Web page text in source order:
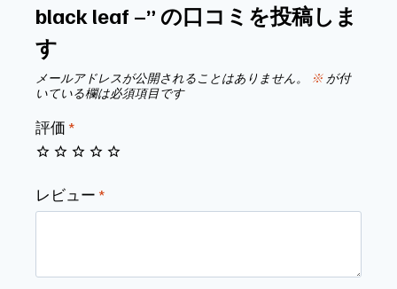
black leaf –” の口コミを投稿しま
す
メールアドレスが公開されることはありません。 ※ が付
いている欄は必須項目です
評価 *
レビュー *